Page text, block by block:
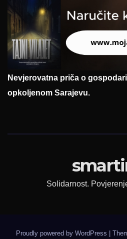
Nevjerovatna priča o
opkoljenom Sarajevu.
Solidarnost.
Proudly powered by WordPress |